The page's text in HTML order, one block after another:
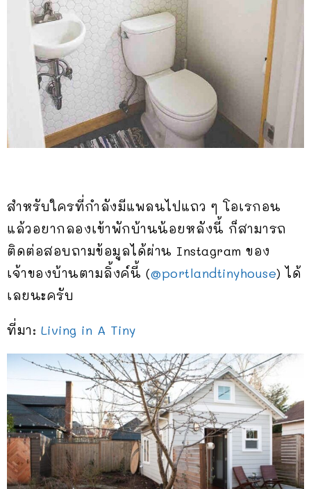
สำหรับใครที่กำลังมีแพลนไปแถว ๆ โอเรกอน
แล้วอยากลองเข้าพักบ้านน้อยหลังนี้ ก็สามารถ
ติดต่อสอบถามข้อมูลได้ผ่าน Instagram ของ
เจ้าของบ้านตามลิ้งค์นี้ (@portlandtinyhouse) ได้
เลยนะครับ
ที่มา: Living in A Tiny